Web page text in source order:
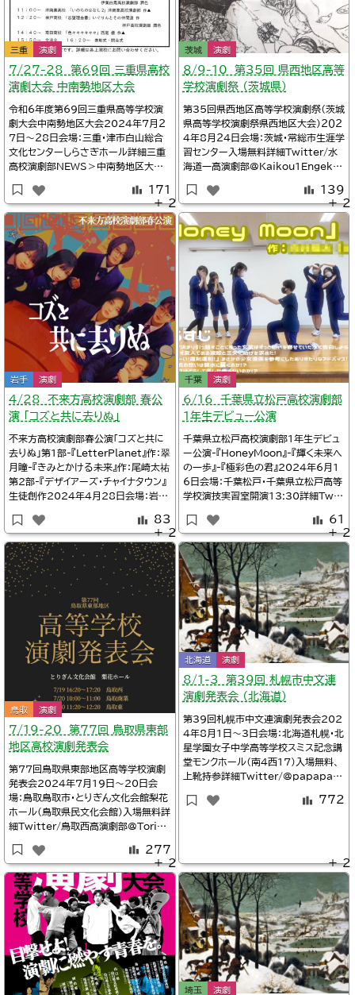
三重 演劇
7/27-28 第69回 三重県高校
演劇大会 中南勢地区大会
令和6年度第69回三重県高等学校演
劇大会中南勢地区大会2024年７月２
7日～２8日会場：三重・津市白山総合
文化センターしらさぎホール詳細三重
高校演劇部NEWS＞中南勢地区大会
重県高等学校演劇連盟中南勢地区/第
69回三重県高等学校演劇大会中南勢
地区大会結果※舞台写真三重県高等学
校演劇連盟※日程9:40三重伊勢学園
高校演劇部『ファイト・オン・ステージ』
作：たなか11:
171
茨城 演劇
８/9-10 第35回 県西地区高等
学校演劇祭 （茨城県）
第35回県西地区高等学校演劇祭（茨城
県高等学校演劇祭県西地区大会）２０２
４年8月２4日会場：茨城・常総市生涯学
習センター入場無料詳細Twitter/水
海道一高演劇部@Kaikou1EngekiT
_dramaTwitter/@papa5688※タ
イムテーブル、上演作品10：00茨城古
河第二高校演劇部『煙突のないカフェ』
生徒創作10：45茨城下妻第二高校演
139
岩手 演劇
4/28 不来方高校演劇部 春公
演 「コズと共に去りぬ」
不来方高校演劇部春公演「コズと共に
去りぬ」第1部-『LetterPlanet』作：翠
月瞳-『きみとかける未来』作：尾崎太祐
第2部-『デザイアーズ・チャイナタウン』
生徒創作2024年4月28日会場：岩手
料・要予約開演11:00/14:20一般公
開あり詳細Twitter/不来方高校演劇
部@KOZ_Engeki関連4/10不来方高
校演劇部校内公演「コズと共に去りぬ」
（公
83
＋ 2
千葉 演劇
6/16 千葉県立松戸高校演劇部
1年生デビュー公演
千葉県立松戸高校演劇部1年生デビュ
ー公演-『HoneyMoon』-『輝く未来へ
の一歩』-『極彩色の君』2024年6月1
6日会場：千葉松戸・千葉県立松戸高等
学校演技実習室開演13:30詳細Twit
a_matsudoこんばんは🌙松高演劇部
です！！明日の1年生デビュー公演に
向けて2チームがリハーサルをしました
🙌🏻照明がついたり音響がつくと、ま
た違った雰囲気になりま
61
＋ 2
鳥取 演劇
7/19-20 第77回 鳥取県東部
地区高校演劇発表会
第77回鳥取県東部地区高等学校演劇
発表会2024年7月19日～20日会
場：鳥取鳥取市・とりぎん文化会館梨花
ホール(鳥取県民文化会館)入場無料詳
細Twitter/鳥取西高演劇部@Torini
r/とりぎん文化会館（鳥取県立県民文
化会館）@torigin_bunka16:20鳥
取鳥取西高校演劇部『藤の花』@torini
shiengeki10:00鳥取鳥取商業
277
＋ 2
北海道 演劇
8/1-3 第39回 札幌市中文連
演劇発表会 （北海道）
第39回札幌市中文連演劇発表会202
4年8月1日～3日会場：北海道札幌・北
星学園女子中学高等学校スミス記念講
堂モンクホール（南4西17）入場無料、
上靴持参詳細Twitter/@papapaay
市立啓明中学校/演劇部の活動12:40
女子中学校演劇部『ゆめへ
772
＋ 2
＋ 2
埼玉 演劇
＋ 2